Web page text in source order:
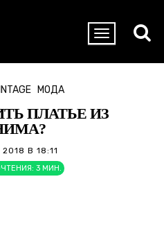
МОДА
ПЛАТЬЕ ИЗ
В 18:11
3 МИН.